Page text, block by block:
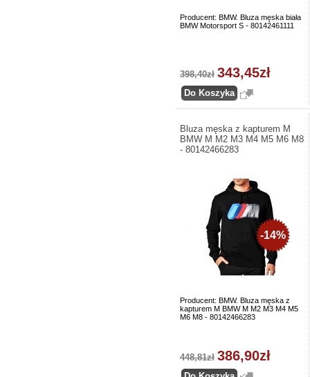
Producent: BMW. Bluza męska biała
BMW Motorsport S - 80142461111
398,40zł 343,45zł
Bluza męska z kapturem M
BMW M M2 M3 M4 M5 M6 M8
- 80142466283
Producent: BMW. Bluza męska z
kapturem M BMW M M2 M3 M4 M5
M6 M8 - 80142466283
-14%
448,81zł 386,90zł